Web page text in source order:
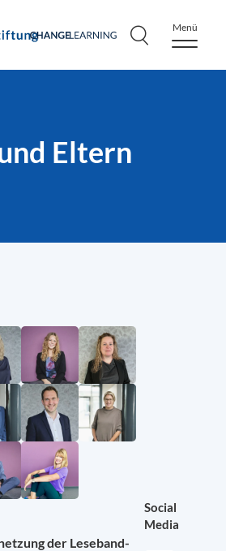
Menü
Eltern
der Leseband-
Social
Media